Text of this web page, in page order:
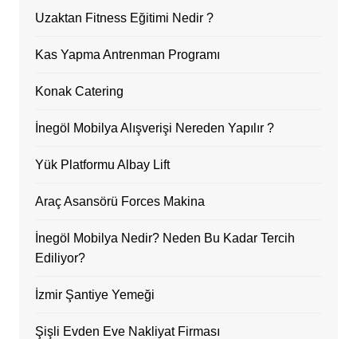
Uzaktan Fitness Eğitimi Nedir ?
Kas Yapma Antrenman Programı
Konak Catering
İnegöl Mobilya Alışverişi Nereden Yapılır ?
Yük Platformu Albay Lift
Araç Asansörü Forces Makina
İnegöl Mobilya Nedir? Neden Bu Kadar Tercih
Ediliyor?
İzmir Şantiye Yemeği
Şişli Evden Eve Nakliyat Firması